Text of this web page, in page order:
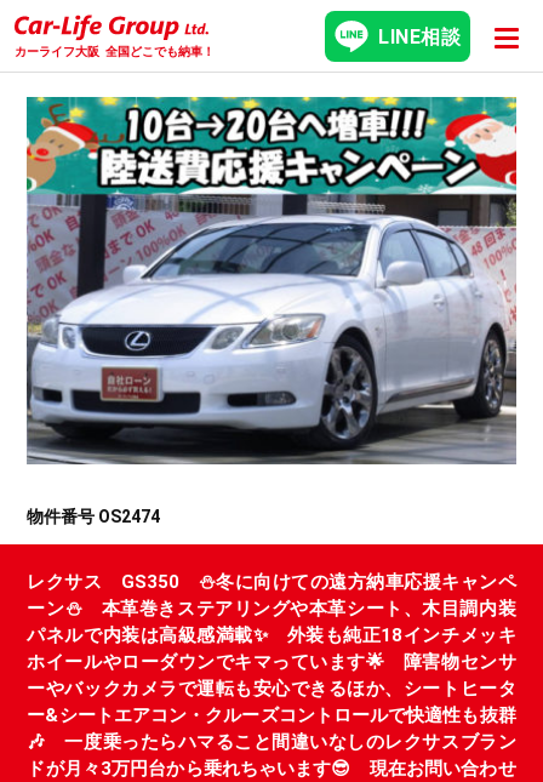
カーライフ大阪 全国どこでも納車！
LINE相談
物件番号 OS2474
レクサス GS350 ⛄冬に向けての遠方納車応援キャンペ
ーン⛄ 本革巻きステアリングや本革シート、木目調内装
パネルで内装は高級感満載✨ 外装も純正18インチメッキ
ホイールやローダウンでキマっています🌟 障害物センサ
ーやバックカメラで運転も安心できるほか、シートヒータ
ー&シートエアコン・クルーズコントロールで快適性も抜群
🎶 一度乗ったらハマること間違いなしのレクサスブラン
ドが月々3万円台から乗れちゃいます😎 現在お問い合わせ